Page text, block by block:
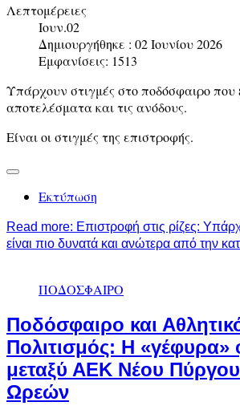
Λεπτομέρειες
Ιουν.02
Δημιουργήθηκε : 02 Ιουνίου 2026
Εμφανίσεις: 1513
Υπάρχουν στιγμές στο ποδόσφαιρο
αποτελέσματα και τις ανόδους.
Είναι οι στιγμές της επιστροφής.
Εκτύπωση
Read more: Επιστροφή στις ρίζες:
είναι πιο δυνατά και ανώτερα από την
ΠΟΔΟΣΦΑΙΡΟ
Ποδόσφαιρο και
Πολιτισμός: Η «γέφυρα»
μεταξύ ΑΕΚ Νέου
Ωρεών